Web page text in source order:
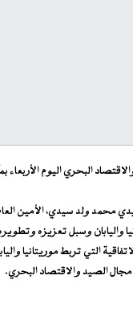
البحري اليوم الأربعاء
محمد ولد سيدي، الأمين
واليابان وسبل تعزيزه
التي تربط موريتانيا
مجال الصيد والاقتصاد البحري.